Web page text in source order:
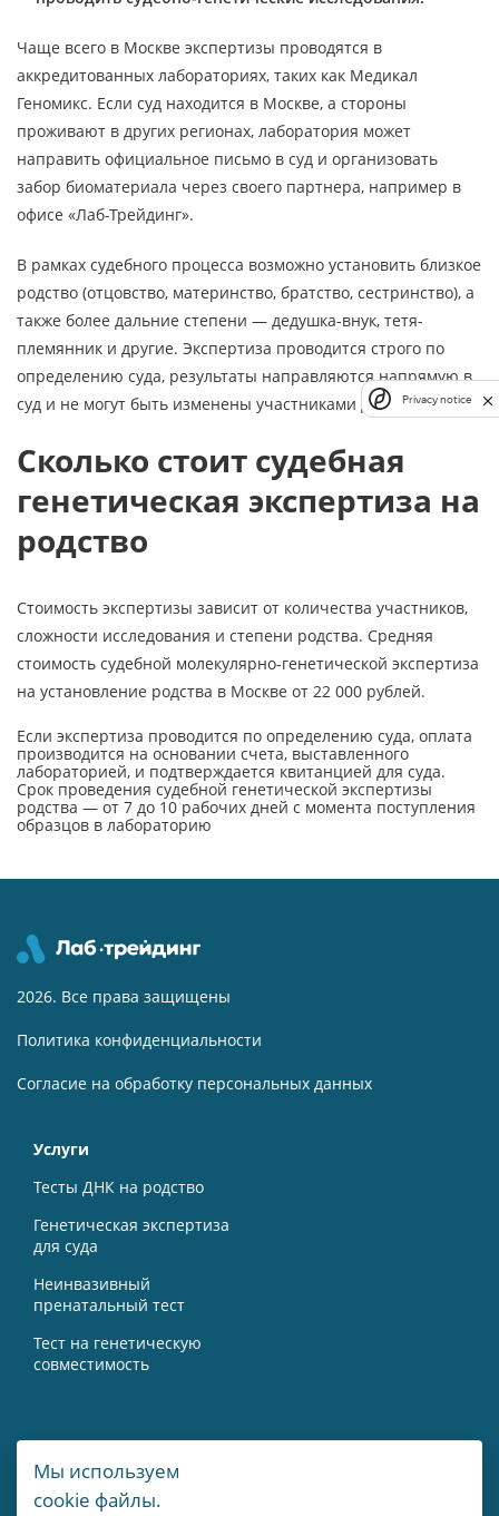
Чаще всего в Москве экспертизы проводятся в
аккредитованных лабораториях, таких как Медикал
Геномикс. Если суд находится в Москве, а стороны
проживают в других регионах, лаборатория может
направить официальное письмо в суд и организовать
забор биоматериала через своего партнера, например в
офисе «Лаб-Трейдинг».
В рамках судебного процесса возможно установить близкое
родство (отцовство, материнство, братство, сестринство), а
также более дальние степени — дедушка-внук, тетя-
племянник и другие. Экспертиза проводится строго по
определению суда, результаты направляются напрямую в
суд и не могут быть изменены участниками дела.
Сколько стоит судебная
генетическая экспертиза на
родство
Стоимость экспертизы зависит от количества участников,
сложности исследования и степени родства. Средняя
стоимость судебной молекулярно-генетической экспертиза
на установление родства в Москве от 22 000 рублей.
Если экспертиза проводится по определению суда, оплата
производится на основании счета, выставленного
лабораторией, и подтверждается квитанцией для суда.
Срок проведения судебной генетической экспертизы
родства — от 7 до 10 рабочих дней с момента поступления
образцов в лабораторию
2026. Все права защищены
Политика конфиденциальности
Согласие на обработку персональных данных
Услуги
Тесты ДНК на родство
Генетическая экспертиза
для суда
Неинвазивный
пренатальный тест
Тест на генетическую
совместимость
Контакты
г. Москва, Мичуринский пр-т, 15А
Мы используем
cookie файлы.
Privacy notice